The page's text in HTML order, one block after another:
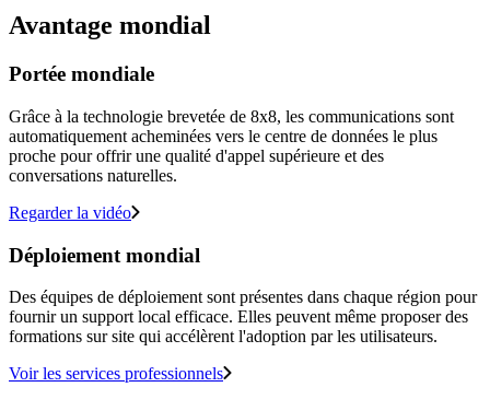
Avantage mondial
Portée mondiale
Grâce à la technologie brevetée de 8x8, les communications sont
automatiquement acheminées vers le centre de données le plus
proche pour offrir une qualité d'appel supérieure et des
conversations naturelles.
Regarder la vidéo
Déploiement mondial
Des équipes de déploiement sont présentes dans chaque région pour
fournir un support local efficace. Elles peuvent même proposer des
formations sur site qui accélèrent l'adoption par les utilisateurs.
Voir les services professionnels